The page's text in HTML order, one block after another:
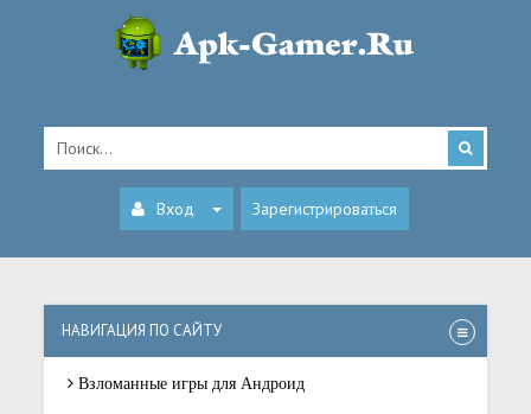
Вход Зарегистрироваться
НАВИГАЦИЯ ПО САЙТУ
Взломанные игры для Андроид